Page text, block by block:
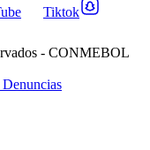
Tiktok
- CONMEBOL